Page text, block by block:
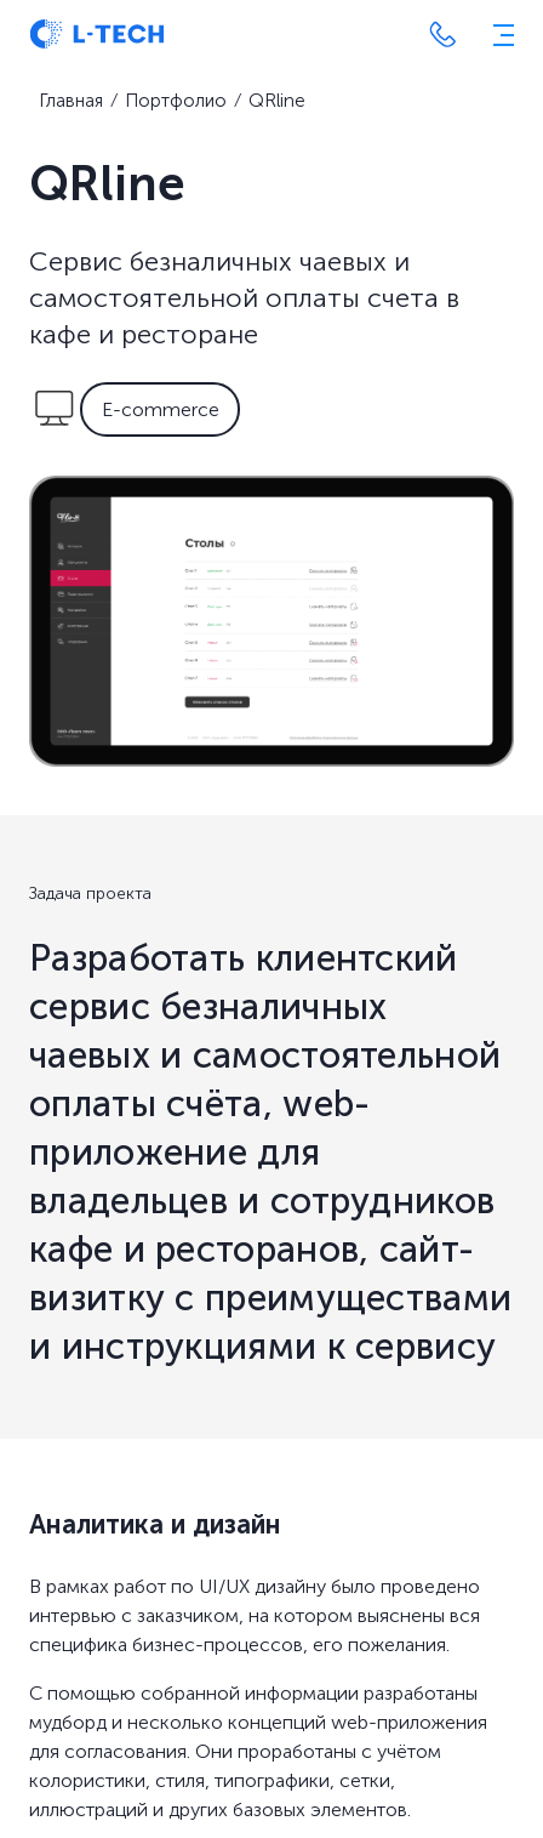
Главная ⁄ Портфолио ⁄ QRline
QRline
Сервис безналичных чаевых и
самостоятельной оплаты счета в
кафе и ресторане
E-commerce
Задача проекта
Разработать клиентский
сервис безналичных
чаевых и самостоятельной
оплаты счёта, web-
приложение для
владельцев и сотрудников
кафе и ресторанов, сайт-
визитку c преимуществами
и инструкциями к сервису
Аналитика и дизайн
В рамках работ по UI/UX дизайну было проведено
интервью с заказчиком, на котором выяснены вся
специфика бизнес-процессов, его пожелания.
С помощью собранной информации разработаны
мудборд и несколько концепций web-приложения
для согласования. Они проработаны с учётом
колористики, стиля, типографики, сетки,
иллюстраций и других базовых элементов.